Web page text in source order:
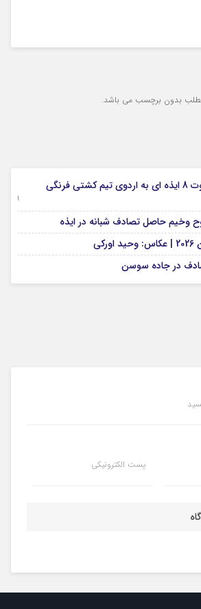
بدون برچسب می باشد.
اتفاقی کم‌سابقه؛ دعوت 8 ایذه ای به اردوی تیم کشتی فرنگی
09 جولای 2026
پست الکترونیکی